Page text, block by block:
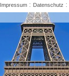
Impressum: Datenschutz :